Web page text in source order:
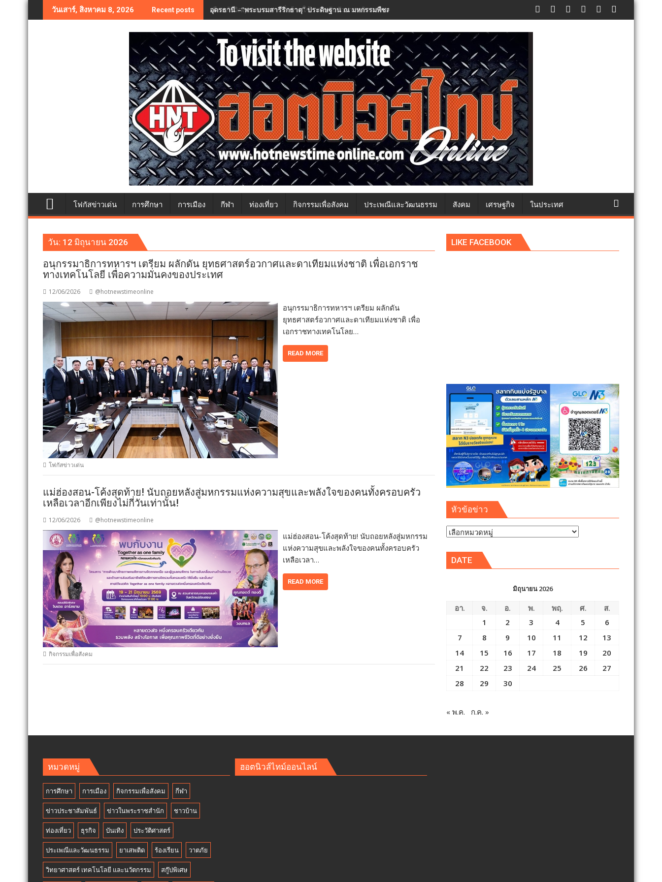
to
วันเสาร์, สิงหาคม 8, 2026 Recent posts เตือนภัยวิกฤตยางพารา! สั่งห้ามใช้ "สารจับตัวยางชนิดผง-ผงขาว" โรงงานประกาศปฏิเสธรับซื้อทันที ปรับขั้นต่ำ 20,000 บาท พร้อมจ่อฟ้องดำเนินคดี
โฟกัสข่าวเด่น การศึกษา การเมือง กีฬา ท่องเที่ยว กิจกรรมเพื่อสังคม ประเพณีและวัฒนธรรม สังคม เศรษฐกิจ ในประเทศ
วัน: 12 มิถุนายน 2026
อนุกรรมาธิการทหารฯ เตรียม ผลักดัน ยุทธศาสตร์อวกาศและดาเทียมแห่งชาติ เพื่อเอกราช
ทางเทคโนโลยี เพื่อความมั่นคงของประเทศ
12/06/2026 @hotnewstimeonline
อนุกรรมาธิการทหารฯ เตรียม ผลักดัน
ยุทธศาสตร์อวกาศและดาเทียมแห่งชาติ เพื่อ
เอกราชทางเทคโนโลย…
READ MORE
โฟกัสข่าวเด่น
แม่ฮ่องสอน-โค้งสุดท้าย! นับถอยหลังสู่มหกรรมแห่งความสุขและพลังใจของคนทั้งครอบครัว
เหลือเวลาอีกเพียงไม่กี่วันเท่านั้น!
12/06/2026 @hotnewstimeonline
แม่ฮ่องสอน-โค้งสุดท้าย! นับถอยหลังสู่มหกรรม
แห่งความสุขและพลังใจของคนทั้งครอบครัว
เหลือเวลา…
READ MORE
กิจกรรมเพื่อสังคม
LIKE FACEBOOK
หัวข้อข่าว
หัวข้อ
DATE
มิถุนายน 2026
อา. จ. อ. พ. พฤ. ศ.
ส.
1
2 3 4 5
6
7
8 9 10 11 12
13
14
15 16 17 18 19
20
21
22 23 24 25 26
27
28
29 30
« พ.ค. ก.ค. »
หมวดหมู่
การศึกษา การเมือง กิจกรรมเพื่อสังคม กีฬา
ข่าวประชาสัมพันธ์ ข่าวในพระราชสำนัก ชาวบ้าน
ท่องเที่ยว ธุรกิจ บันเทิง ประวัติศาสตร์
ประเพณีและวัฒนธรรม ยาเสพติด ร้องเรียน วาตภัย
วิทยาศาสตร์ เทคโนโลยี และนวัตกรรม สกู๊ปพิเศษ
ฮอตนิวส์ไทม์ออนไลน์